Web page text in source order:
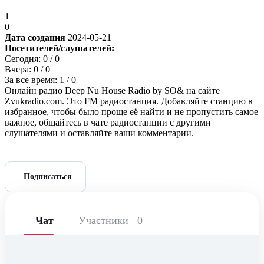
1
0
Дата создания 2024-05-21
Посетителей/слушателей:
Сегодня: 0 / 0
Вчера: 0 / 0
За все время: 1 / 0
Онлайн радио Deep Nu House Radio by SO& на сайте
Zvukradio.com. Это FM радиостанция. Добавляйте станцию в
избранное, чтобы было проще её найти и не пропустить самое
важное, общайтесь в чате радиостанции с другими
слушателями и оставляйте ваши комментарии.
Подписаться
Чат Участники 0